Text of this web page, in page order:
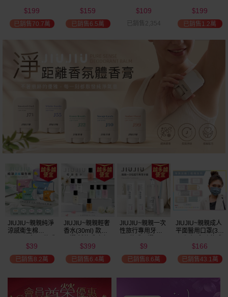
59
選 全新包裝
$199
已銷售70.7萬
$159
已銷售6.5萬
(600ml)
$109
已銷售2,354
$199
已銷售1.2萬
JIUJIU~親親純淨
涼感衛生棉
$39
已銷售8.2萬
JIUJIU~親親輕奢
香水(30ml) 款式
市/平替香水/大牌
香水/大牌平替
$399
已銷售6.4萬
JIUJIU~親親一次
性旅行專用牙刷(1
$9
已銷售8.6萬
JIUJIU~親親成人
平面醫用口罩(30
可選 MD雙鋼印
$166
已銷售43.1萬